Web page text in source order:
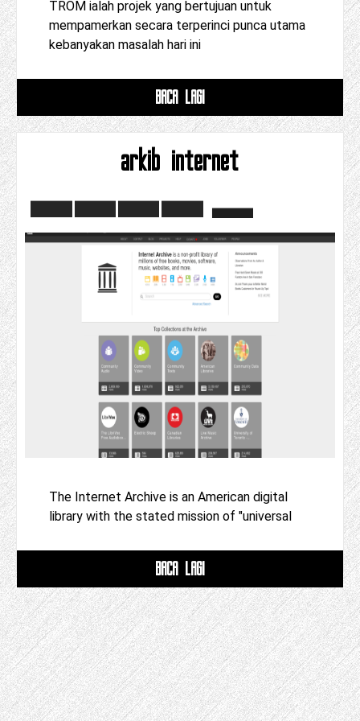
TROM ialah projek yang bertujuan untuk
mempamerkan secara terperinci punca utama
kebanyakan masalah hari ini
BACA LAGI
arkib internet
The Internet Archive is an American digital
library with the stated mission of "universal
BACA LAGI